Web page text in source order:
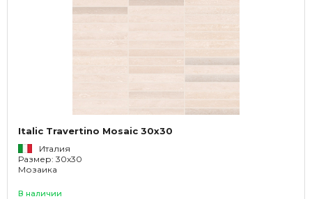
Italic Travertino Mosaic 30x30
Италия
Размер: 30x30
Мозаика
В наличии